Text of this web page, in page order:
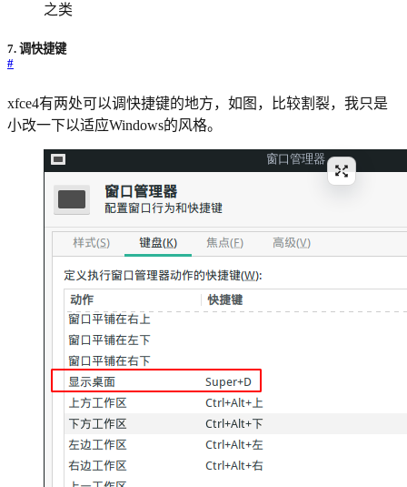
之类
7. 调快捷键
#
xfce4有两处可以调快捷键的地方，如图，比较割裂，我只是
小改一下以适应Windows的风格。